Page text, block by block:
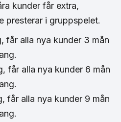
kunder får extra,
presterar i gruppspelet.
får alla nya kunder 3 mån
får alla nya kunder 6 mån
får alla nya kunder 9 mån